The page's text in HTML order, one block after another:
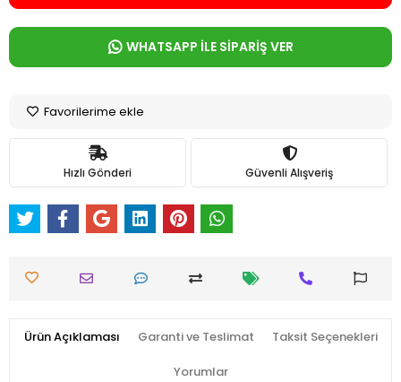
WHATSAPP İLE SİPARİŞ VER
Favorilerime ekle
Hızlı Gönderi Güvenli Alışveriş
Ürün Açıklaması Garanti ve Teslimat Taksit Seçenekleri
Yorumlar